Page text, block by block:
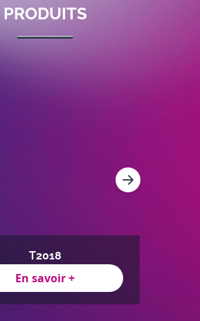
PRODUITS
T2018
En savoir +